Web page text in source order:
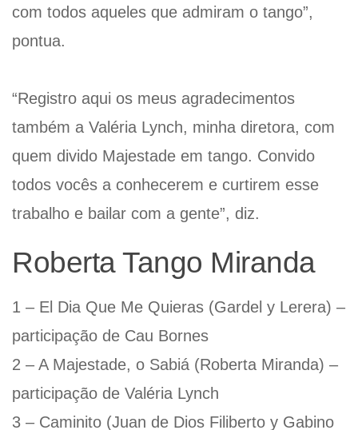
com todos aqueles que admiram o tango”,
pontua.
“Registro aqui os meus agradecimentos
também a Valéria Lynch, minha diretora, com
quem divido Majestade em tango. Convido
todos vocês a conhecerem e curtirem esse
trabalho e bailar com a gente”, diz.
Roberta Tango Miranda
1 – El Dia Que Me Quieras (Gardel y Lerera) –
participação de Cau Bornes
2 – A Majestade, o Sabiá (Roberta Miranda) –
participação de Valéria Lynch
3 – Caminito (Juan de Dios Filiberto y Gabino